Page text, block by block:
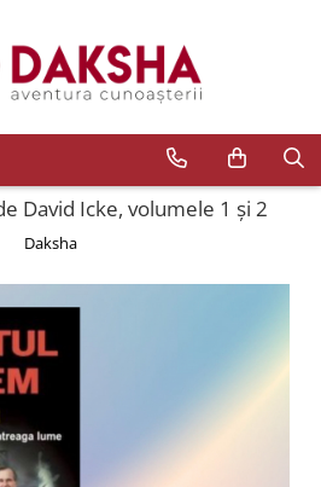
David Icke, volumele 1 și 2
Daksha